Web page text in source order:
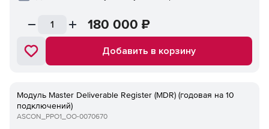
180 000 ₽
Добавить в корзину
Модуль Master Deliverable Register (MDR) (годовая на 10
подключений)
ASCON_PPO1_ОО-0070670